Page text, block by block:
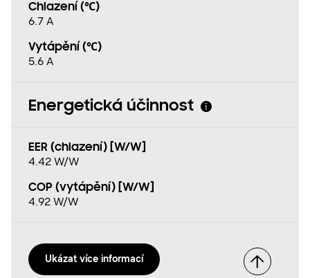
Chlazení (℃)
6.7 A
Vytápění (℃)
5.6 A
Energetická účinnost
EER (chlazení) [W/W]
4.42 W/W
COP (vytápění) [W/W]
4.92 W/W
Ukázat více informací